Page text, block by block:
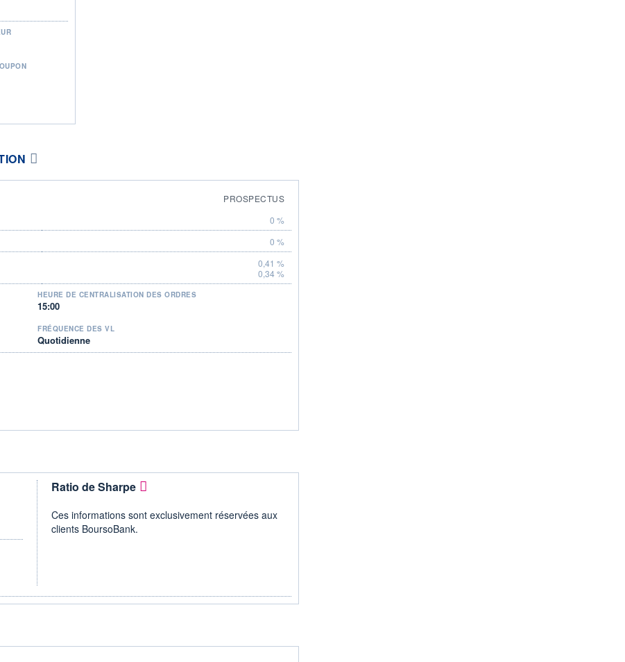
PROSPECTUS
0 %
0 %
0,41 %
0,34 %
HEURE DE CENTRALISATION DES ORDRES
15:00
FRÉQUENCE DES VL
Quotidienne
Ratio de Sharpe
Ces informations sont exclusivement réservées aux
clients BoursoBank.